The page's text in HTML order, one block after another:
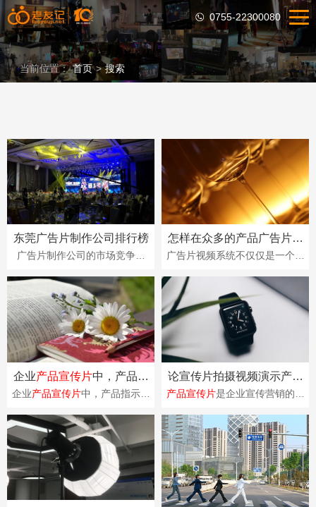
0755-22300080
当前位置： 首页 > 搜索
东莞广告片制作公司排行榜
广告片制作公司的市场竞争激
同而有所变化。此外，每家公司
的专长、服务质量和···
怎样在众多的产品广告片视
频中脱颖而出
广告片视频系统不仅仅是一个视
的，因此其存在的目的是为了宣
传公司和产品。传···
企业产品宣传片中，产品指
示线动画是最常见的表现形
企业产品宣传片中，产品指示线
形式之一。产品指示线动画一般
是通过动画形式，···
论宣传片拍摄视频演示产品
细节的重要性！
产品宣传片是企业宣传营销的一
业的产品、提升品牌形象和吸引
消费者的注意。产···